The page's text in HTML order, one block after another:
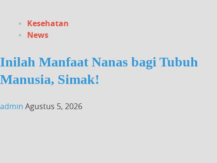
Kesehatan
News
Inilah Manfaat Nanas bagi Tubuh
Manusia, Simak!
admin Agustus 5, 2026